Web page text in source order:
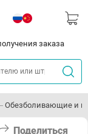
заказа
Обезболивающие и
Поделиться